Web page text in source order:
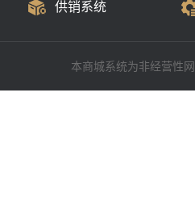
供销系统
本商城系统为非经营性